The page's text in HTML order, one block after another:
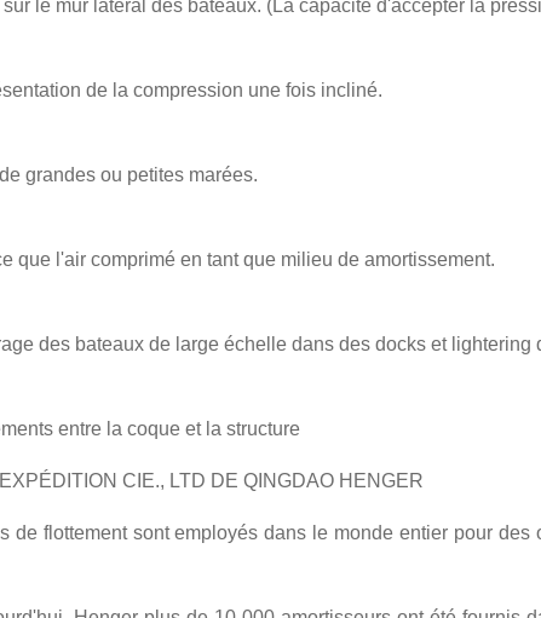
le mur latéral des bateaux. (La capacité d'accepter la
de la compression une fois incliné.
grandes ou petites marées.
que l'air comprimé en tant que milieu de amortissement.
des bateaux de large échelle dans des docks et lightering
entre la coque et la structure
CIE., LTD DE QINGDAO HENGER
de flottement sont employés dans le monde entier pour